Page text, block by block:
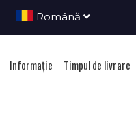
Română
Informație Timpul de livrare